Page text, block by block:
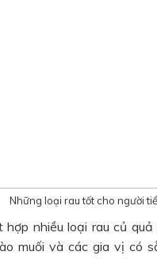
Những loại rau tốt cho người
hợp nhiều loại rau củ
muối và các gia vị có